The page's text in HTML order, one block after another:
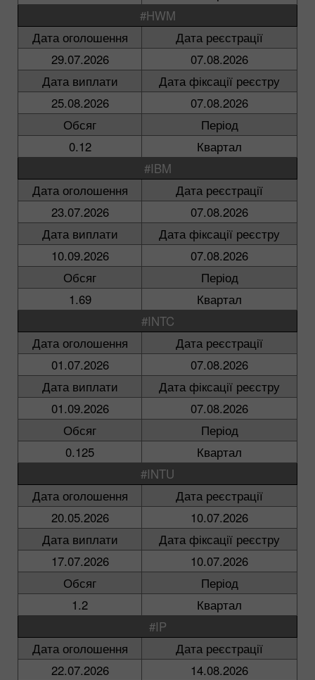
#HWM
Дата оголошення
Дата реєстрації
29.07.2026
07.08.2026
Дата виплати
Дата фіксації реєстру
25.08.2026
07.08.2026
Обсяг
Період
0.12
Квартал
#IBM
Дата оголошення
Дата реєстрації
23.07.2026
07.08.2026
Дата виплати
Дата фіксації реєстру
10.09.2026
07.08.2026
Обсяг
Період
1.69
Квартал
#INTC
Дата оголошення
Дата реєстрації
01.07.2026
07.08.2026
Дата виплати
Дата фіксації реєстру
01.09.2026
07.08.2026
Обсяг
Період
0.125
Квартал
#INTU
Дата оголошення
Дата реєстрації
20.05.2026
10.07.2026
Дата виплати
Дата фіксації реєстру
17.07.2026
10.07.2026
Обсяг
Період
1.2
Квартал
#IP
Дата оголошення
Дата реєстрації
22.07.2026
14.08.2026